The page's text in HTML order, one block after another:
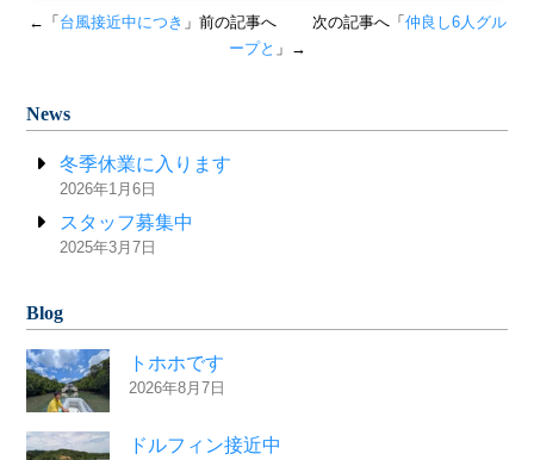
←「台風接近中につき 」前の記事へ 次の記事へ「仲良し6人グル
ープと 」→
News
冬季休業に入ります
2026年1月6日
スタッフ募集中
2025年3月7日
Blog
トホホです
2026年8月7日
ドルフィン接近中